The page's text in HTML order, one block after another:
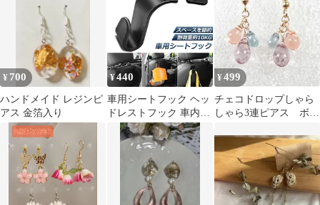
ドア 吊り下げ ハンガー
小物 冷蔵庫 グッズ ア
ウトドア用品 キャンプ
グッズ ランタンハンガ
ー ブラック ホワイト
黒 白
¥ 700
ハンドメイド レジンピ
アス 金箔入り
¥440
車用シートフック ヘッ
ドレストフック 車内収
納 取り外し不要 荷物掛
け 耐荷重10kg 車内収納
フック 車用フック 荷崩
れ防止 取り外し不要 簡
¥499
チェコドロップしゃら
しゃら3連ピアス ボル
スター